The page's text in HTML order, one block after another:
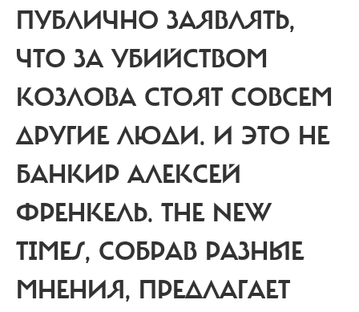
ПУБЛИЧНО ЗАЯВЛЯТЬ,
ЧТО ЗА УБИЙСТВОМ
КОЗЛОВА СТОЯТ СОВСЕМ
ДРУГИЕ ЛЮДИ. И ЭТО НЕ
БАНКИР АЛЕКСЕЙ
ФРЕНКЕЛЬ. THE NEW
TIMES, СОБРАВ РАЗНЫЕ
МНЕНИЯ, ПРЕДЛАГАЕТ